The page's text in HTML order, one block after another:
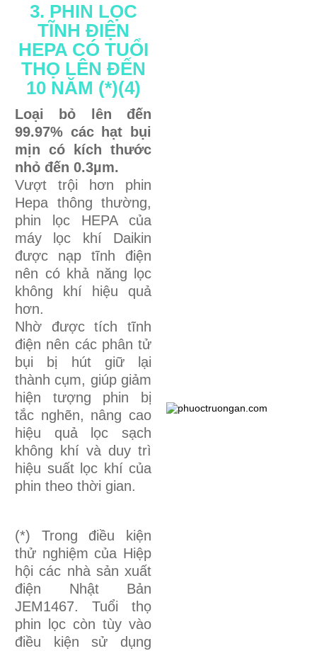
3. PHIN LỌC
TĨNH ĐIỆN
HEPA CÓ TUỔI
THỌ LÊN ĐẾN
10 NĂM (*)(4)
Loại bỏ lên đến
99.97% các hạt bụi
mịn có kích thước
nhỏ đến 0.3µm.
Vượt trội hơn phin
Hepa thông thường,
phin lọc HEPA của
máy lọc khí Daikin
được nạp tĩnh điện
nên có khả năng lọc
không khí hiệu quả
hơn.
Nhờ được tích tĩnh
điện nên các phân tử
bụi bị hút giữ lại
thành cụm, giúp giảm
hiện tượng phin bị
tắc nghẽn, nâng cao
hiệu quả lọc sạch
không khí và duy trì
hiệu suất lọc khí của
phin theo thời gian.
(*) Trong điều kiện
thử nghiệm của Hiệp
hội các nhà sản xuất
điện Nhật Bản
JEM1467. Tuổi thọ
phin lọc còn tùy vào
điều kiện sử dụng